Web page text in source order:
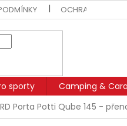
OCHRANA
sporty Camping &
Porta Potti Qube 145 -